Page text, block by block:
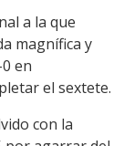
a la que
magnífica y
en
el sextete.
con la